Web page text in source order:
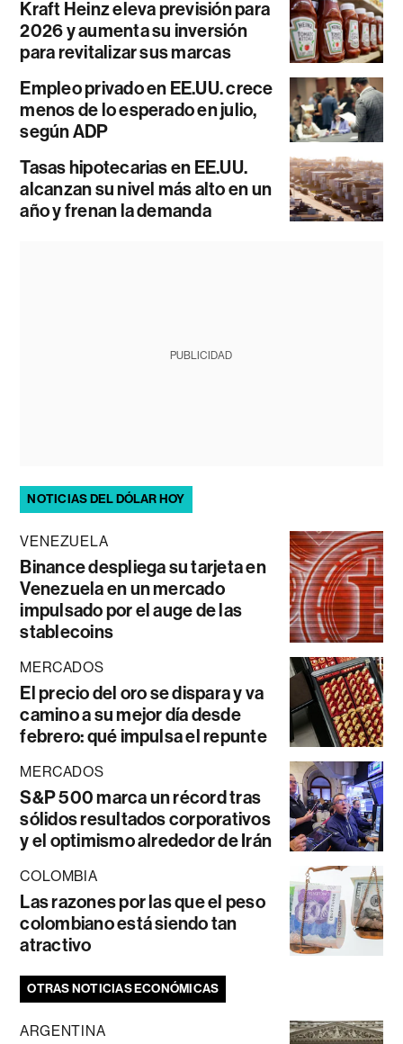
Kraft Heinz eleva previsión para
2026 y aumenta su inversión
para revitalizar sus marcas
Empleo privado en EE.UU. crece
menos de lo esperado en julio,
según ADP
Tasas hipotecarias en EE.UU.
alcanzan su nivel más alto en un
año y frenan la demanda
PUBLICIDAD
NOTICIAS DEL DÓLAR HOY
VENEZUELA
Binance despliega su tarjeta en
Venezuela en un mercado
impulsado por el auge de las
stablecoins
MERCADOS
El precio del oro se dispara y va
camino a su mejor día desde
febrero: qué impulsa el repunte
MERCADOS
S&P 500 marca un récord tras
sólidos resultados corporativos
y el optimismo alrededor de Irán
COLOMBIA
Las razones por las que el peso
colombiano está siendo tan
atractivo
OTRAS NOTICIAS ECONÓMICAS
ARGENTINA